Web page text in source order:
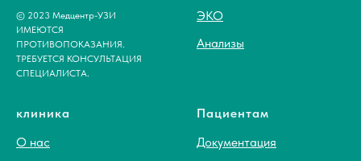
© 2023 Медцентр-УЗИ
ИМЕЮТСЯ
ПРОТИВОПОКАЗАНИЯ.
ТРЕБУЕТСЯ КОНСУЛЬТАЦИЯ
СПЕЦИАЛИСТА.
ЭКО
Анализы
клиника
О нас
Пациентам
Документация